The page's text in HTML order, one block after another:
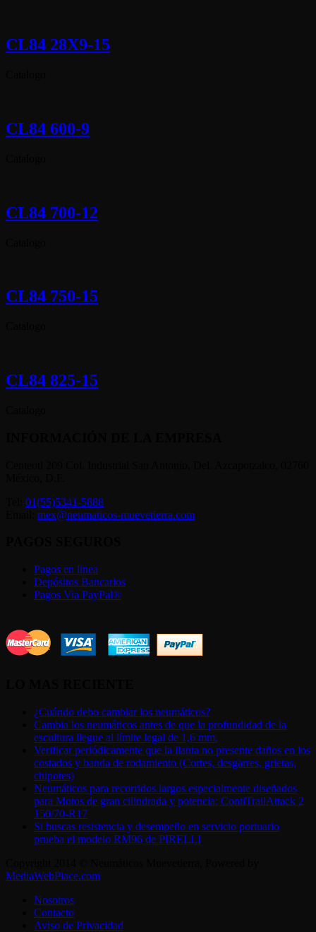
CL84 28X9-15
CL84 600-9
CL84 700-12
CL84 750-15
CL84 825-15
01(55)5341-5888
mex@neumaticos-muevetierra.com
Pagos en linea
Depósitos Bancarios
Pagos Via PayPal®
¿Cuándo debo cambiar los neumáticos?
Cambia los neumáticos antes de que la profundidad de la
escultura llegue al límite legal de 1,6 mm.
Verificar periódicamente que la llanta no presente daños en los
costados y banda de rodamiento (Cortes, desgarres, grietas,
chipotes)
Neumáticos para recorridos largos especialmente diseñados
para Motos de gran cilindrada y potencia: ContiTrailAttack 2
150/70-R17
Si buscas resistencia y desempeño en servicio portuario
prueba el modelo RM96 de PIRELLI
MediaWebPlace.com
Nosotros
Contacto
Aviso de Privacidad